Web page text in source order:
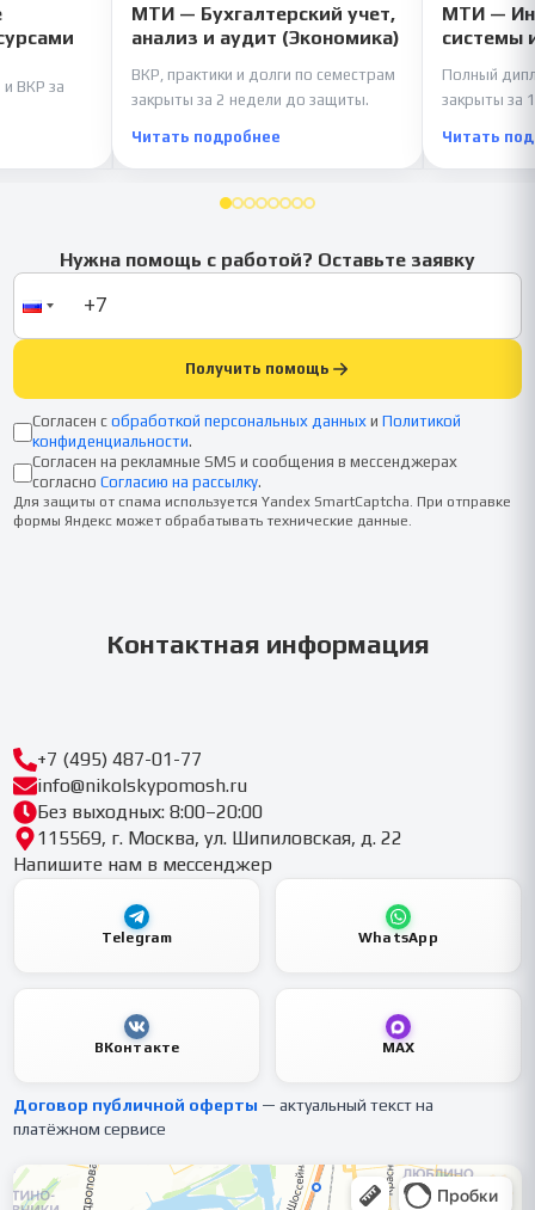
и ВКР за
МТИ — Бухгалтерский учет,
анализ и аудит (Экономика)
ВКР, практики и долги по семестрам
закрыты за 2 недели до защиты.
Читать подробнее
МТИ —
системы
Полный
закрыты за
Читать
Нужна помощь с работой? Оставьте заявку
Получить помощь
Согласен с обработкой персональных данных и Политикой
конфиденциальности.
Согласен на рекламные SMS и сообщения в мессенджерах
согласно Согласию на рассылку.
Для защиты от спама используется Yandex SmartCaptcha. При отправке
формы Яндекс может обрабатывать технические данные.
Контактная информация
+7 (495) 487-01-77
info@nikolskypomosh.ru
Без выходных: 8:00–20:00
115569, г. Москва, ул. Шипиловская, д. 22
Напишите нам в мессенджер
Telegram WhatsApp
ВКонтакте MAX
Договор публичной оферты — актуальный текст на
платёжном сервисе